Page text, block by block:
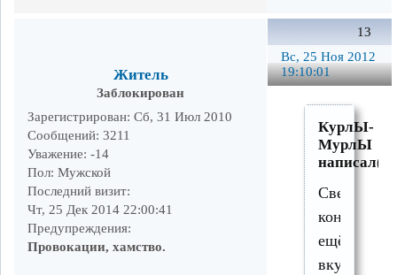
13
Вс, 25 Ноя 2012
19:10:01
Житель
Заблокирован
Зарегистрирован: Сб, 31 Июл 2010
Сообщений: 3211
Уважение: -14
Пол: Мужской
Последний визит:
Чт, 25 Дек 2014 22:00:41
Предупреждения:
Провокации, хамство.
КурлЫ-
МурлЫ
Свежий
конечно
ещё
вкусней.